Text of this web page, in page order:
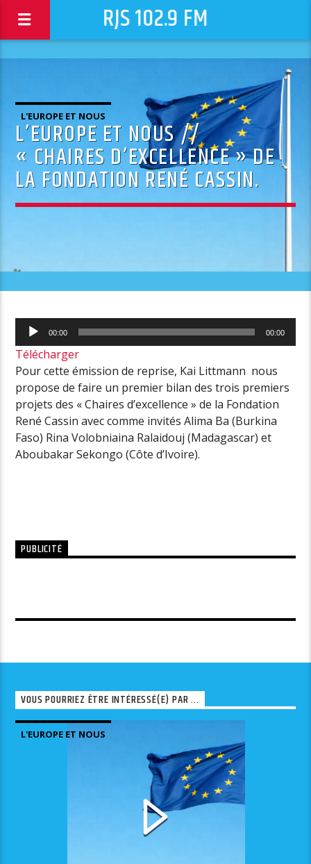
RJS 102.9 FM
L'EUROPE ET NOUS
L’EUROPE ET NOUS //
« CHAIRES D’EXCELLENCE » DE
LA FONDATION RENÉ CASSIN.
Lecteur
audio
00:00 00:00
Télécharger
Pour cette émission de reprise, Kai Littmann nous
propose de faire un premier bilan des trois premiers
projets des « Chaires d’excellence » de la Fondation
René Cassin avec comme invités Alima Ba (Burkina
Faso) Rina Volobniaina Ralaidouj (Madagascar) et
Aboubakar Sekongo (Côte d’Ivoire).
PUBLICITÉ
VOUS POURRIEZ ÊTRE INTÉRESSÉ(E) PAR ...
L'EUROPE ET NOUS